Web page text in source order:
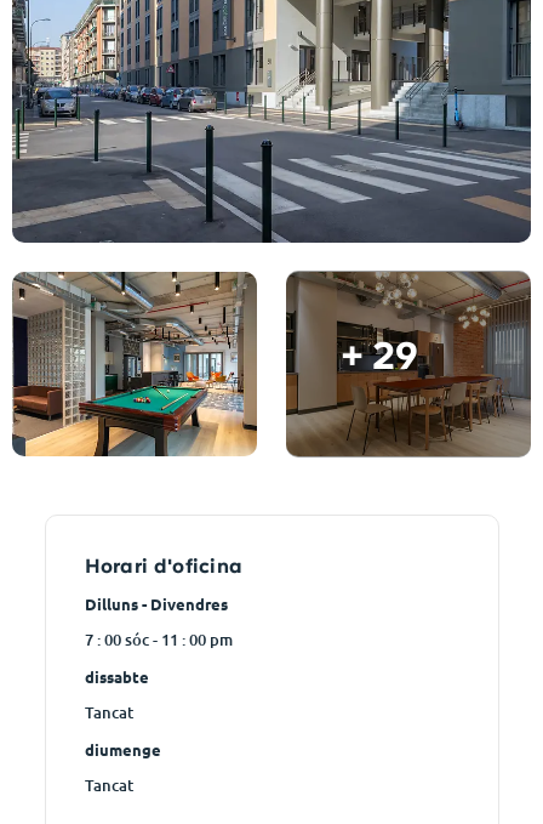
English (GB)
English (US)
Chinese
Español
Català
Deutsch
Italian
Selecciona un país
Selecciona una ciutat
Selecciona una residència
Inicia la sessió
Reserva ara
+ 29
Horari d'oficina
Dilluns - Divendres
7 : 00 sóc - 11 : 00 pm
dissabte
Tancat
diumenge
Tancat